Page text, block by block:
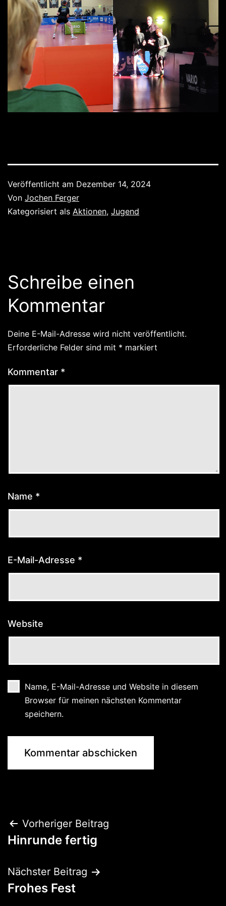
Veröffentlicht am Dezember 14, 2024
Von Jochen Ferger
Kategorisiert als Aktionen, Jugend
Schreibe einen
Kommentar
Deine E-Mail-Adresse wird nicht veröffentlicht.
Erforderliche Felder sind mit * markiert
Kommentar *
Name *
E-Mail-Adresse *
Website
Name, E-Mail-Adresse und Website in diesem
Browser für meinen nächsten Kommentar
speichern.
Beitragsnavigation
Vorheriger Beitrag
Hinrunde fertig
Nächster Beitrag
Frohes Fest